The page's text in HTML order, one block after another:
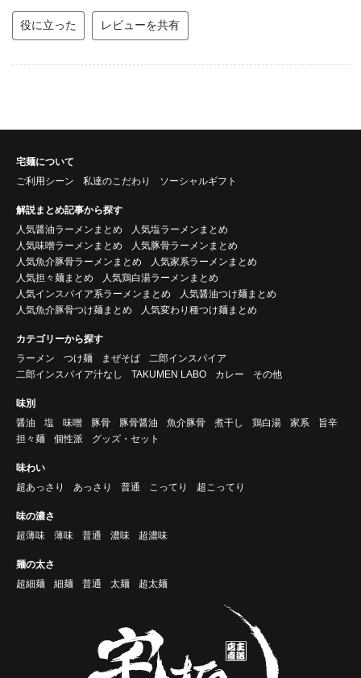
役に立った レビューを共有
宅麺について
ご利用シーン
私達のこだわり ソーシャルギフト
解説まとめ記事から探す
人気醤油ラーメンまとめ
人気塩ラーメンまとめ
人気味噌ラーメンまとめ
人気豚骨ラーメンまとめ
人気魚介豚骨ラーメンまとめ
人気家系ラーメンまとめ
人気担々麺まとめ
人気鶏白湯ラーメンまとめ
人気インスパイア系ラーメンまとめ
人気醤油つけ麺まとめ
人気魚介豚骨つけ麺まとめ
人気変わり種つけ麺まとめ
カテゴリーから探す
ラーメン
つけ麺 まぜそば
二郎インスパイア
二郎インスパイア汁なし
TAKUMEN LABO カレー その他
味別
醤油
塩 味噌 豚骨 豚骨醤油 魚介豚骨 煮干し 鶏白湯 家系
旨辛
担々麺
個性派 グッズ・セット
味わい
超あっさり
あっさり 普通 こってり 超こってり
味の濃さ
超薄味
薄味 普通 濃味 超濃味
麺の太さ
超細麺
細麺 普通 太麺 超太麺